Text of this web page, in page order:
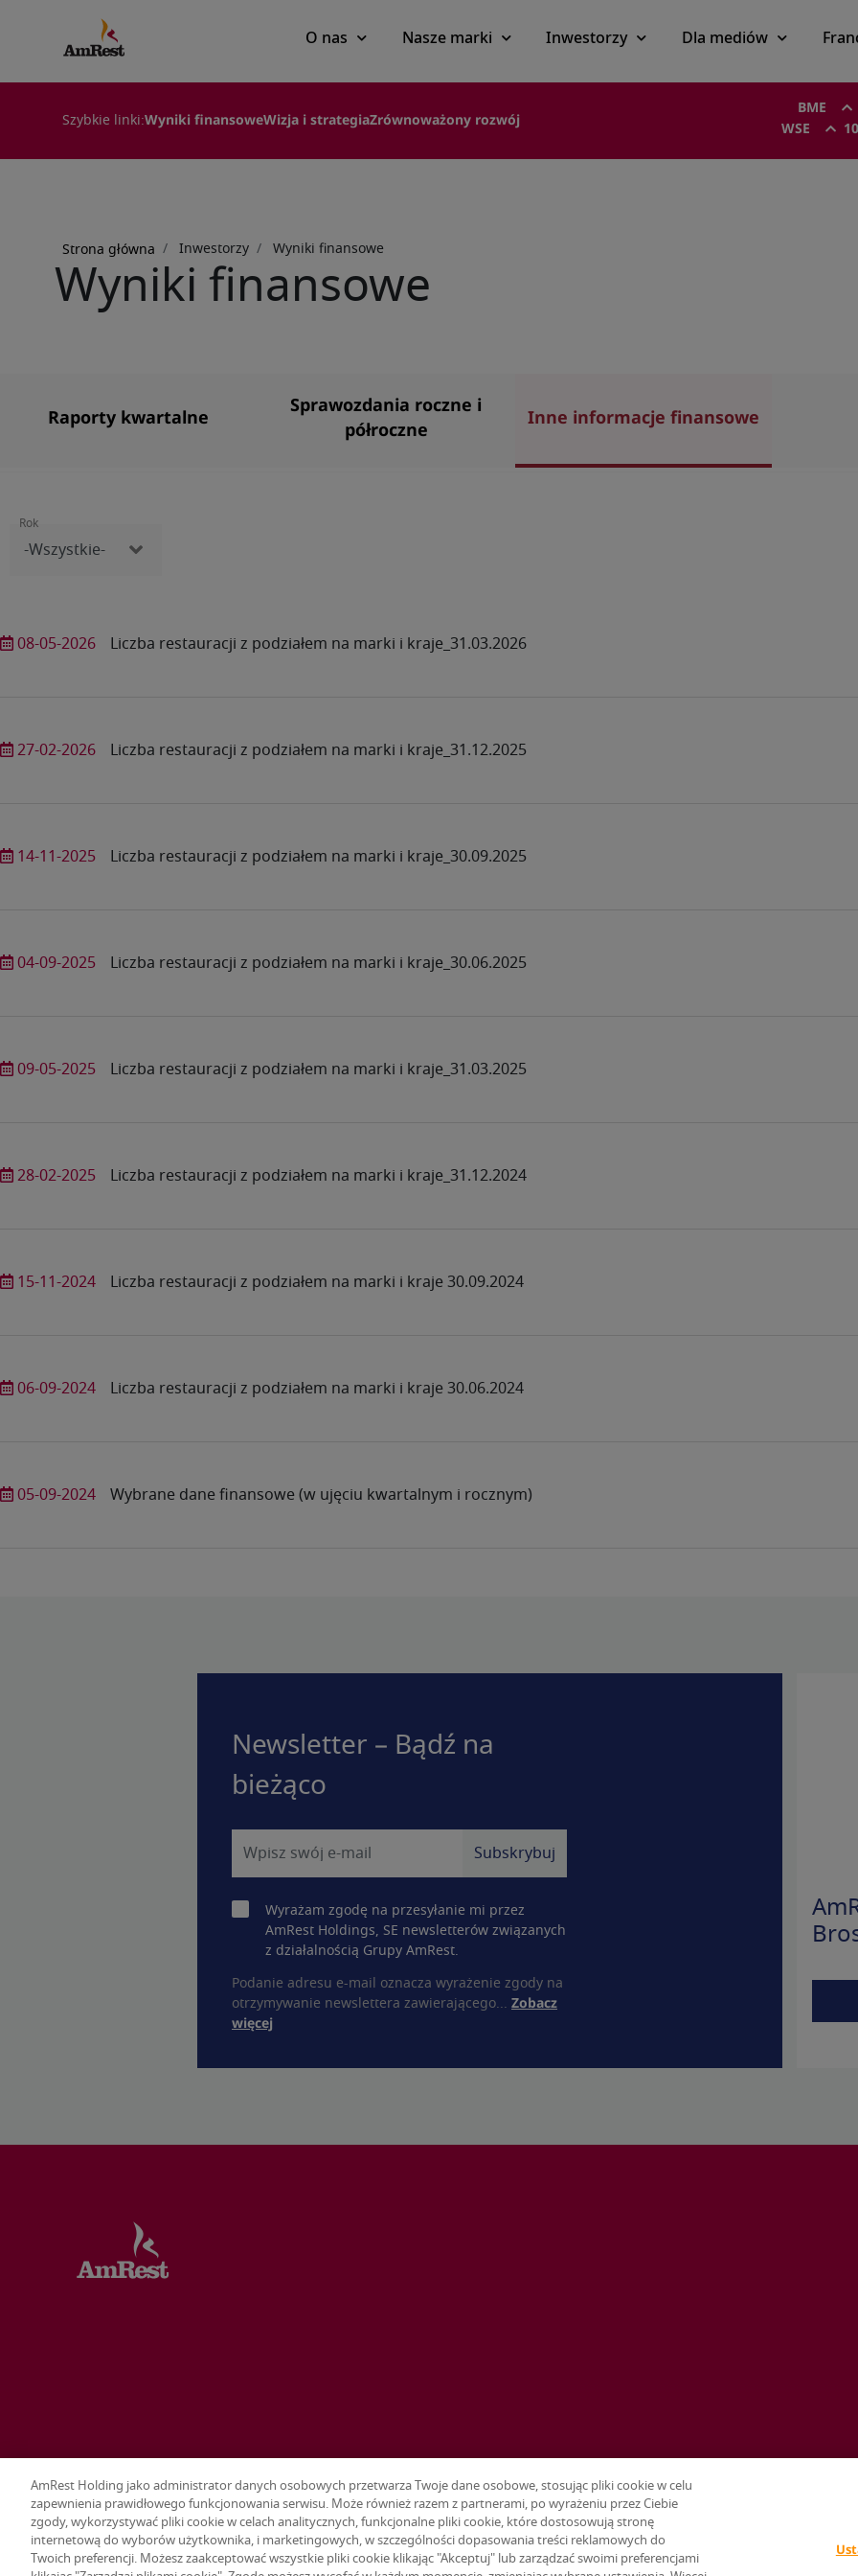
Main
O nas Nasze marki Inwestorzy Dla mediów
Szybkie linki:Wyniki finansoweWizja i strategiaZrównoważony rozwój
BME
WSE
Strona główna Inwestorzy Wyniki finansowe
Wyniki finansowe
Raporty kwartalne
Sprawozdania roczne i
półroczne
Inne informacje finansowe
Rok
08-05-2026 Liczba restauracji z podziałem na marki i kraje_31.03.2026
27-02-2026 Liczba restauracji z podziałem na marki i kraje_31.12.2025
14-11-2025 Liczba restauracji z podziałem na marki i kraje_30.09.2025
04-09-2025 Liczba restauracji z podziałem na marki i kraje_30.06.2025
09-05-2025 Liczba restauracji z podziałem na marki i kraje_31.03.2025
28-02-2025 Liczba restauracji z podziałem na marki i kraje_31.12.2024
15-11-2024 Liczba restauracji z podziałem na marki i kraje 30.09.2024
06-09-2024 Liczba restauracji z podziałem na marki i kraje 30.06.2024
05-09-2024 Wybrane dane finansowe (w ujęciu kwartalnym i rocznym)
Newsletter – Bądź na
bieżąco
Wyrażam zgodę na przesyłanie mi przez
AmRest Holdings, SE newsletterów związanych
z działalnością Grupy AmRest.
Podanie adresu e-mail oznacza wyrażenie zgody na
otrzymywanie newslettera zawierającego... Zobacz
więcej
Terms & conditions Privacy policy Ustawienia plików cookie
© 2026 AmRest Holdings SE. All rights reserved.
AmRest Holding jako administrator danych osobowych przetwarza Twoje dane osobowe, stosując pliki cookie w celu
zapewnienia prawidłowego funkcjonowania serwisu. Może również razem z partnerami, po wyrażeniu przez Ciebie
zgody, wykorzystywać pliki cookie w celach analitycznych, funkcjonalne pliki cookie, które dostosowują stronę
internetową do wyborów użytkownika, i marketingowych, w szczególności dopasowania treści reklamowych do
Twoich preferencji. Możesz zaakceptować wszystkie pliki cookie klikając "Akceptuj" lub zarządzać swoimi preferencjami